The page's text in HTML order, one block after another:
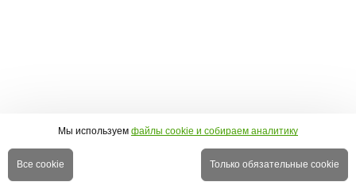
Мы используем файлы cookie и собираем аналитику
Все cookie Только обязательные cookie